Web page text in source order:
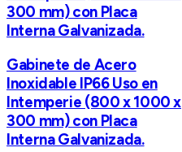
300 mm) con Placa
Interna Galvanizada.
Gabinete de Acero
Inoxidable IP66 Uso en
Intemperie (800 x 1000 x
300 mm) con Placa
Interna Galvanizada.